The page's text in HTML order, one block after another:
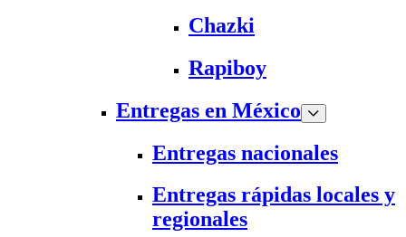
Chazki
Rapiboy
Entregas en México
Entregas nacionales
Entregas rápidas locales y
regionales